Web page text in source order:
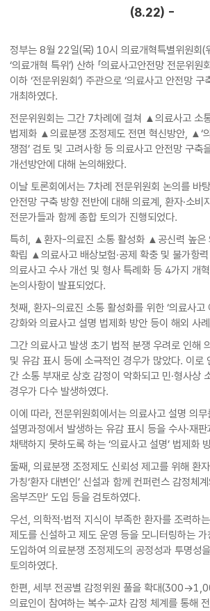
(8.22) -
정부는 8월 22일(목) 10시 의료개혁특별위원회(
‘의료개혁 특위’) 산하 「의료사고안전망 전문위원
이하 ‘전문위원회’) 주관으로 ‘의료사고 안전망 구
개최하였다.
전문위원회는 그간 7차례에 걸쳐 ▲의료사고 소
법제화 ▲의료분쟁 조정제도 전면 혁신방안, ▲‘
쟁점’ 검토 및 고려사항 등 의료사고 안전망 구축
개선방안에 대해 논의해왔다.
이날 토론회에서는 7차례 전문위원회 논의를 바
안전망 구축 방향 전반에 대해 의료계, 환자·소비
전문가들과 함께 종합 토의가 진행되었다.
특히, ▲환자-의료진 소통 활성화 ▲공신력 높은
확립 ▲의료사고 배상보험·공제 확충 및 불가항
의료사고 수사 개선 및 형사 특례화 등 4가지 개
논의사항이 발표되었다.
첫째, 환자-의료진 소통 활성화를 위한 ‘의료사고
강화와 의료사고 설명 법제화 방안 등이 해외 사
그간 의료사고 발생 초기 법적 분쟁 우려로 인해
및 유감 표시 등에 소극적인 경우가 많았다. 이로
간 소통 부재로 상호 감정이 악화되고 민·형사상
경우가 다수 발생하였다.
이에 따라, 전문위원회에서는 의료사고 설명 의
설명과정에서 발생하는 유감 표시 등을 수사·재
채택하지 못하도록 하는 ‘의료사고 설명’ 법제화
둘째, 의료분쟁 조정제도 신뢰성 제고를 위해 환
가칭‘환자 대변인’ 신설과 함께 컨퍼런스 감정체
옴부즈만’ 도입 등을 검토하였다.
우선, 의학적·법적 지식이 부족한 환자를 조력하
제도를 신설하고 제도 운영 등을 모니터링하는 가
도입하여 의료분쟁 조정제도의 공정성과 투명성
토의하였다.
한편, 세부 전공별 감정위원 풀을 확대
의료인이 참여하는 복수·교차 감정 체계를 통해